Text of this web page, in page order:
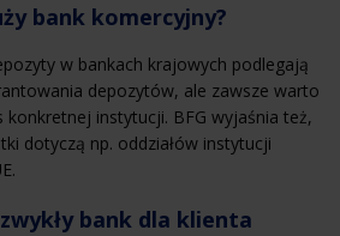
bank komercyjny?
w bankach krajowych podlegają
depozytów, ale zawsze warto
konkretnej instytucji. BFG wyjaśnia też,
dotyczą np. oddziałów instytucji
bank dla klienta